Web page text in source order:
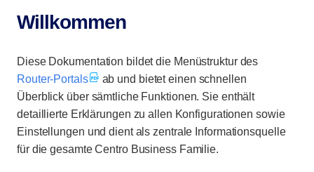
Willkommen
Diese Dokumentation bildet die Menüstruktur des
Router-Portals
ab und bietet einen schnellen
Überblick über sämtliche Funktionen. Sie enthält
detaillierte Erklärungen zu allen Konfigurationen sowie
Einstellungen und dient als zentrale Informationsquelle
für die gesamte Centro Business Familie.